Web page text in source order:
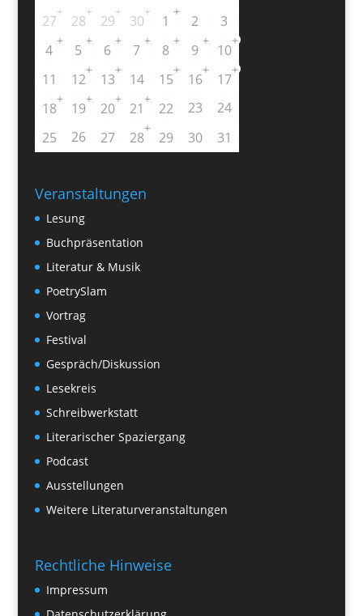
27
+
28
+
29
+
30
+
1
+
2
3
4
+
5
+
6
+
7
+
8
+
9
+
10
+
11 12
+
13
+
14 15
+
16
+
17
+
18
+
19
+
20
+
21
+
22 23
24
25
26 27 28
+
29 30 31
Veranstaltungen
Lesung
Buchpräsentation
Literatur & Musik
PoetrySlam
Vortrag
Festival
Gespräch/Diskussion
Lesekreis
Schreibwerkstatt
Literarischer Spaziergang
Podcast
Ausstellungen
Weitere Literaturveranstaltungen
Rechtliche Hinweise
Impressum